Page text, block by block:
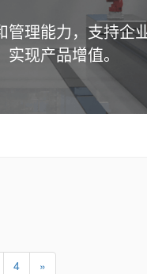
理能力，支持企
现产品增值。
4 »